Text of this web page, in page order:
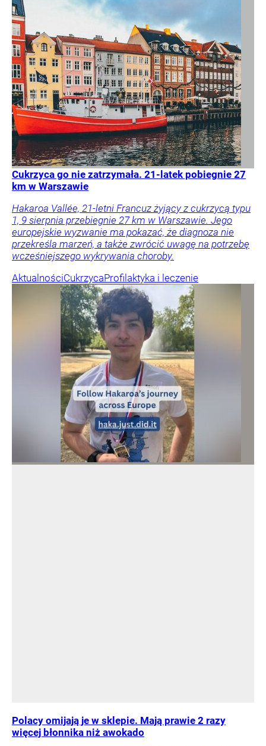
Cukrzyca go nie zatrzymała. 21-latek pobiegnie 27
km w Warszawie
Hakaroa Vallée, 21-letni Francuz żyjący z cukrzycą typu
1, 9 sierpnia przebiegnie 27 km w Warszawie. Jego
europejskie wyzwanie ma pokazać, że diagnoza nie
przekreśla marzeń, a także zwrócić uwagę na potrzebę
wcześniejszego wykrywania choroby.
AktualnościCukrzycaProfilaktyka i leczenie
Polacy omijają je w sklepie. Mają prawie 2 razy
więcej błonnika niż awokado